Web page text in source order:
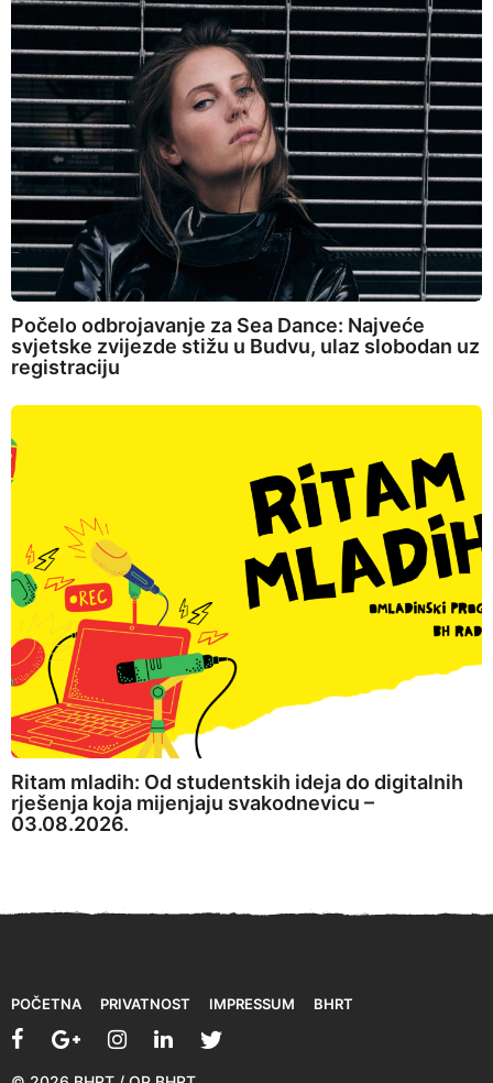
Počelo odbrojavanje za Sea Dance: Najveće
svjetske zvijezde stižu u Budvu, ulaz slobodan uz
registraciju
Ritam mladih: Od studentskih ideja do digitalnih
rješenja koja mijenjaju svakodnevicu –
03.08.2026.
POČETNA PRIVATNOST IMPRESSUM BHRT